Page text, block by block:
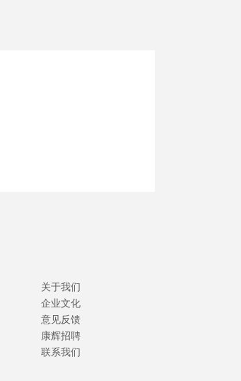
关于我们
企业文化
意见反馈
康辉招聘
联系我们